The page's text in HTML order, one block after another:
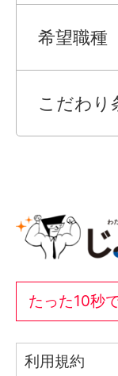
希望職種
こだわり
たった10秒
利用規約